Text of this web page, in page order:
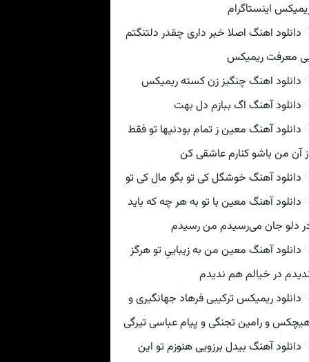
اینستاگرام
دانلود اهنگ اصلا خبر داری چقدر دلتنگتم
معرفت ریمیکس
دانلود اهنگ چنگیز زن کسته ریمیکس
دانلود آهنگ اگ ببازم دل بهت
دانلود آهنگ معین ز تمام بودنیها تو فقط
آن من باشو کنارم عاشقی کن
دانلود آهنگ خوشگل کی تو بگو مال کی تو
دانلود آهنگ معین با تو به هر چه که باید
دلو جان می‌رسیدم من رسیدم
دانلود آهنگ معین من به زیباییِ تو هرگز
در خیالم هم ندیدم
دانلود ریمیکس ترکیبی فرهاد جهانگیری و
و رامین تجنگی و پیام عباسی تیرگی
دانلود آهنگ بیدل برزویی هنوزم تو این